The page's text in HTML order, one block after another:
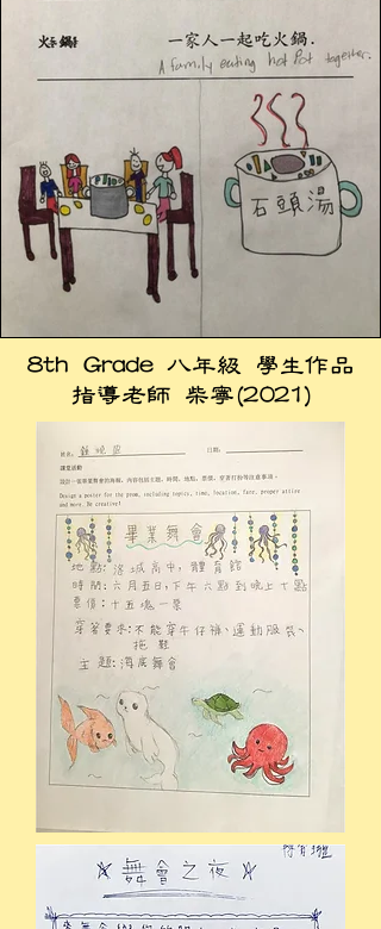
8th Grade 八年級 學生作品
指導老師 柴寧(2021)